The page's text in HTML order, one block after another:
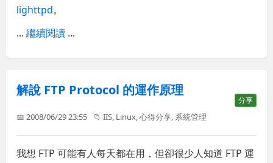
lighttpd。
...繼續閱讀 ...
解說 FTP Protocol 的運作原理
分享
📅 2008/06/29 23:55 📁IIS, Linux,心得分享, 系統管理
我想 FTP 可能有人每天都在用，但卻很少人知道 FTP 運